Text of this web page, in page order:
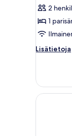
2
1
Lisätietoja
Lisätietoja